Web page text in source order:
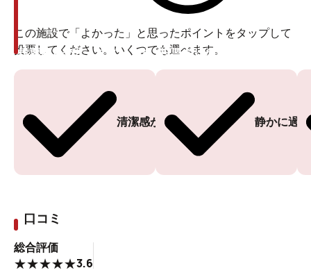
この施設で「よかった」と思ったポイントをタップして
投票してください。いくつでも選べます。
清潔感がある
投票ありがとうございます
静かに過
投票ありがとうございます
口コミ
総合評価
★★★★★3.6